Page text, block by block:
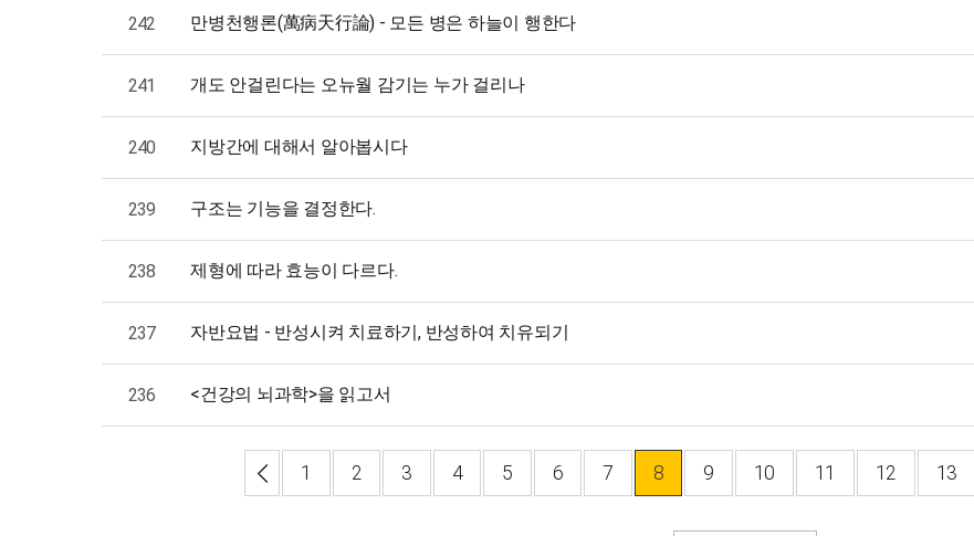
242 만병천행론(萬病天行論) - 모든 병은 하늘이 행한다
241 개도 안걸린다는 오뉴월 감기는 누가 걸리나
240 지방간에 대해서 알아봅시다
239 구조는 기능을 결정한다.
238 제형에 따라 효능이 다르다.
237 자반요법 - 반성시켜 치료하기, 반성하여 치유되기
236 <건강의 뇌과학>을 읽고서
1 2 3 4 5 6 7 8 9 10 11 12 13